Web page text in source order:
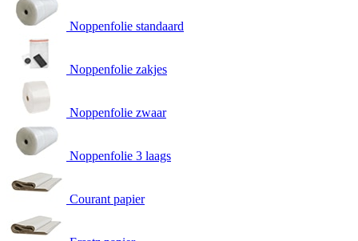
Noppenfolie standaard
Noppenfolie zakjes
Noppenfolie zwaar
Noppenfolie 3 laags
Courant papier